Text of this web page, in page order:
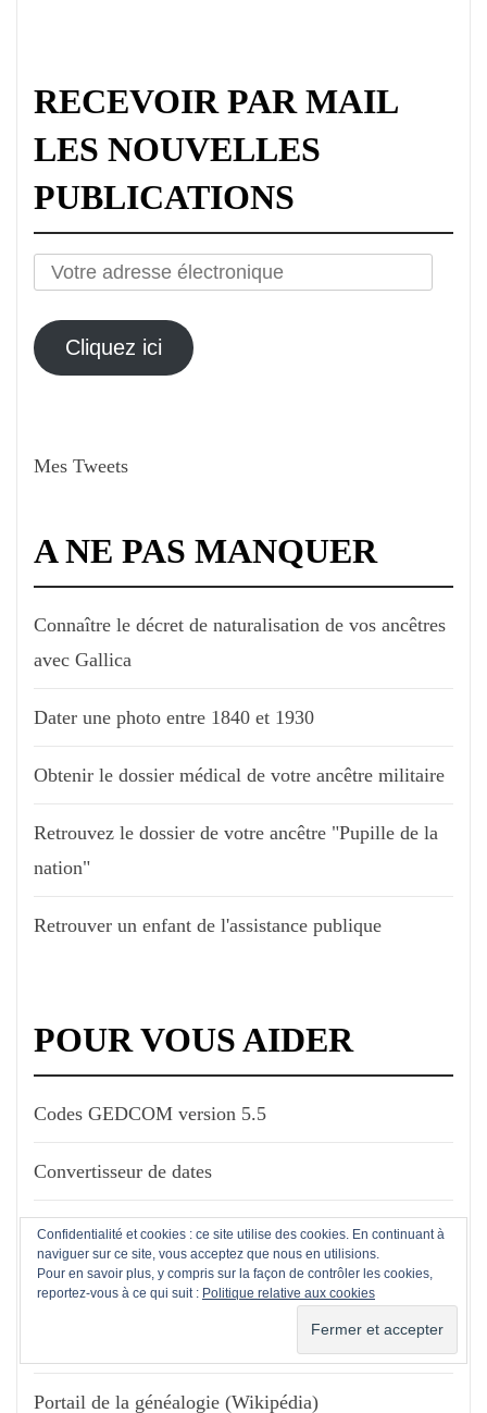
RECEVOIR PAR MAIL
LES NOUVELLES
PUBLICATIONS
Votre
électronique
Cliquez ici
Mes Tweets
A NE PAS MANQUER
Connaître le décret de naturalisation de vos ancêtres
avec Gallica
Dater une photo entre 1840 et 1930
Obtenir le dossier médical de votre ancêtre militaire
Retrouvez le dossier de votre ancêtre "Pupille de la
nation"
Retrouver un enfant de l'assistance publique
POUR VOUS AIDER
Codes GEDCOM version 5.5
Convertisseur de dates
Convertisseur monnaies anciennes
GenCom.org
Portail de la généalogie (Wikipédia)
Confidentialité et cookies : ce site utilise des cookies. En continuant à
naviguer sur ce site, vous acceptez que nous en utilisions.
Pour en savoir plus, y compris sur la façon de contrôler les cookies,
reportez-vous à ce qui suit : Politique relative aux cookies